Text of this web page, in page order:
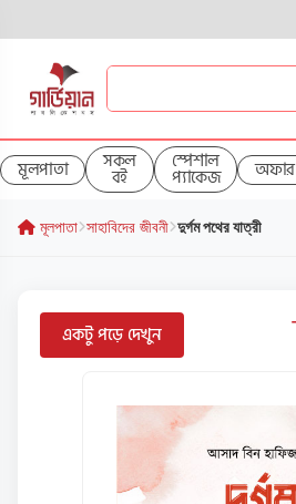
মূলপাতা সকল
বই
স্পেশাল
প্যাকেজ অফার
মূলপাতা সাহাবিদের জীবনী দুর্গম পথের যাত্রী
একটু পড়ে দেখুন